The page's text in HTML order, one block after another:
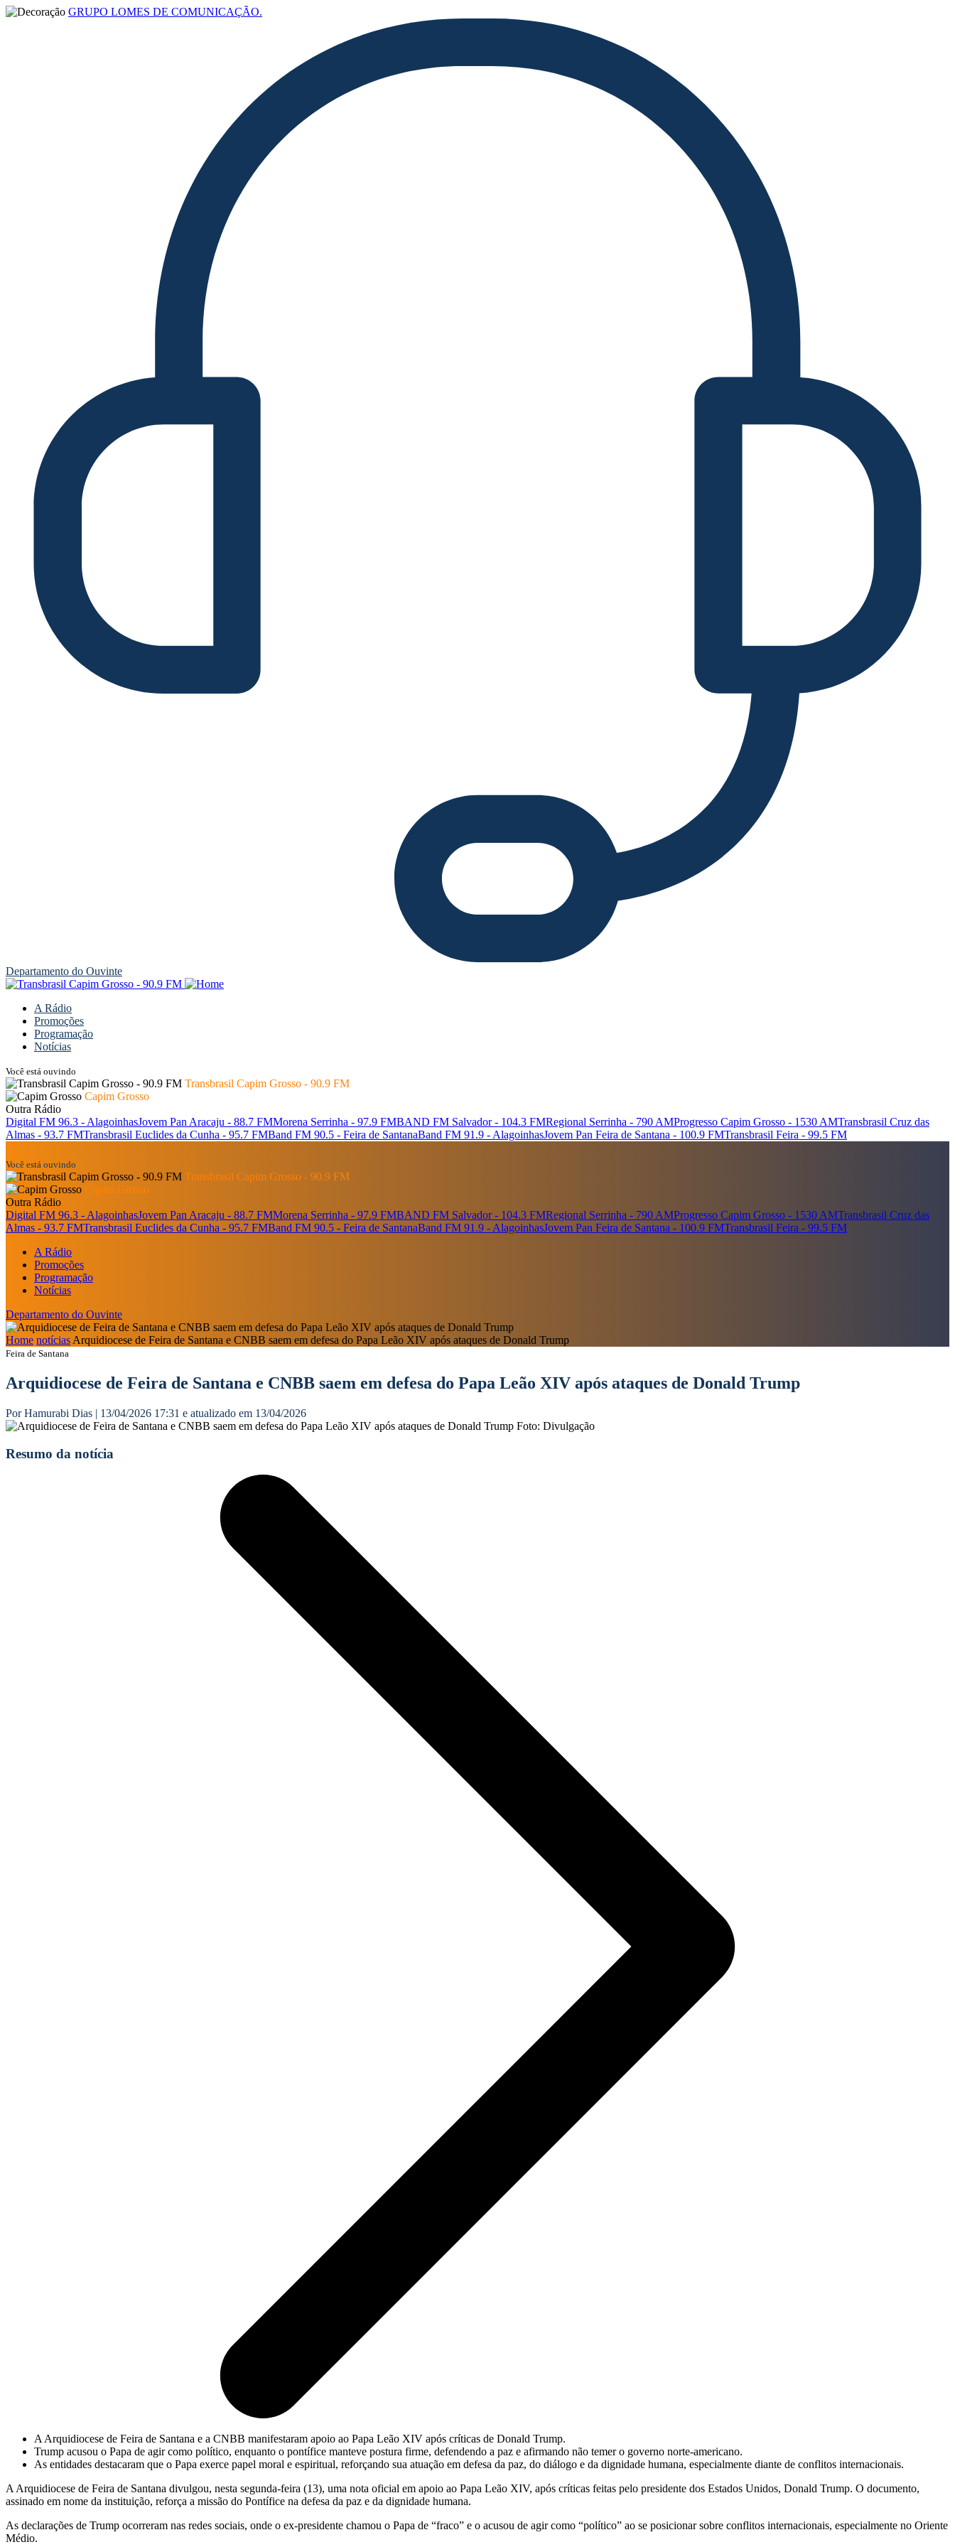
GRUPO LOMES DE COMUNICAÇÃO.
Departamento do Ouvinte
A Rádio
Promoções
Programação
Notícias
Você está ouvindo
Transbrasil Capim Grosso - 90.9 FM
Capim Grosso
Outra Rádio
Digital FM 96.3 - AlagoinhasJovem Pan Aracaju - 88.7 FMMorena Serrinha - 97.9 FMBAND FM Salvador - 104.3 FMRegional Serrinha - 790 AMProgresso Capim Grosso - 1530 AMTransbrasil Cruz das
Almas - 93.7 FMTransbrasil Euclides da Cunha - 95.7 FMBand FM 90.5 - Feira de SantanaBand FM 91.9 - AlagoinhasJovem Pan Feira de Santana - 100.9 FMTransbrasil Feira - 99.5 FM
Você está ouvindo
Transbrasil Capim Grosso - 90.9 FM
Capim Grosso
Outra Rádio
Digital FM 96.3 - AlagoinhasJovem Pan Aracaju - 88.7 FMMorena Serrinha - 97.9 FMBAND FM Salvador - 104.3 FMRegional Serrinha - 790 AMProgresso Capim Grosso - 1530 AMTransbrasil Cruz das
Almas - 93.7 FMTransbrasil Euclides da Cunha - 95.7 FMBand FM 90.5 - Feira de SantanaBand FM 91.9 - AlagoinhasJovem Pan Feira de Santana - 100.9 FMTransbrasil Feira - 99.5 FM
A Rádio
Promoções
Programação
Notícias
Departamento do Ouvinte
Home notícias Arquidiocese de Feira de Santana e CNBB saem em defesa do Papa Leão XIV após ataques de Donald Trump
Feira de Santana
Arquidiocese de Feira de Santana e CNBB saem em defesa do Papa Leão XIV após ataques de Donald Trump
Por Hamurabi Dias | 13/04/2026 17:31 e atualizado em 13/04/2026
Foto: Divulgação
Resumo da notícia
A Arquidiocese de Feira de Santana e a CNBB manifestaram apoio ao Papa Leão XIV após críticas de Donald Trump.
Trump acusou o Papa de agir como político, enquanto o pontífice manteve postura firme, defendendo a paz e afirmando não temer o governo norte-americano.
As entidades destacaram que o Papa exerce papel moral e espiritual, reforçando sua atuação em defesa da paz, do diálogo e da dignidade humana, especialmente diante de conflitos internacionais.
A Arquidiocese de Feira de Santana divulgou, nesta segunda-feira (13), uma nota oficial em apoio ao Papa Leão XIV, após críticas feitas pelo presidente dos Estados Unidos, Donald Trump. O documento,
assinado em nome da instituição, reforça a missão do Pontífice na defesa da paz e da dignidade humana.
As declarações de Trump ocorreram nas redes sociais, onde o ex-presidente chamou o Papa de “fraco” e o acusou de agir como “político” ao se posicionar sobre conflitos internacionais, especialmente no Oriente
Médio.